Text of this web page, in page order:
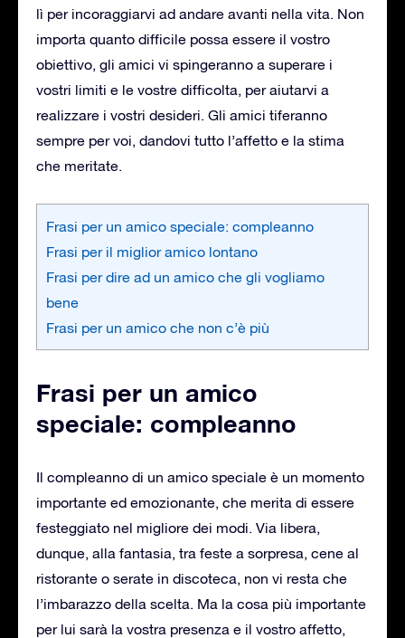
lì per incoraggiarvi ad andare avanti nella vita. Non
importa quanto difficile possa essere il vostro
obiettivo, gli amici vi spingeranno a superare i
vostri limiti e le vostre difficolta, per aiutarvi a
realizzare i vostri desideri. Gli amici tiferanno
sempre per voi, dandovi tutto l’affetto e la stima
che meritate.
Frasi per un amico speciale: compleanno
Frasi per il miglior amico lontano
Frasi per dire ad un amico che gli vogliamo
bene
Frasi per un amico che non c’è più
Frasi per un amico
speciale: compleanno
Il compleanno di un amico speciale è un momento
importante ed emozionante, che merita di essere
festeggiato nel migliore dei modi. Via libera,
dunque, alla fantasia, tra feste a sorpresa, cene al
ristorante o serate in discoteca, non vi resta che
l’imbarazzo della scelta. Ma la cosa più importante
per lui sarà la vostra presenza e il vostro affetto,